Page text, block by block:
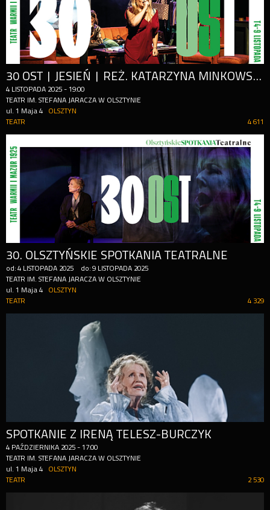
30 OST | JESIEŃ | REŻ. KATARZYNA MINKOWSKA
4 LISTOPADA 2025 -19:00
TEATR IM. STEFANA JARACZA W OLSZTYNIE
ul. 1 Maja 4
OLSZTYN
4 611
TEATR
30. OLSZTYŃSKIE SPOTKANIA TEATRALNE
od:4 LISTOPADA 2025 do:9 LISTOPADA 2025
TEATR IM. STEFANA JARACZA W OLSZTYNIE
ul. 1 Maja 4
OLSZTYN
4 329
TEATR
SPOTKANIE Z IRENĄ TELESZ-BURCZYK
4 PAŹDZIERNIKA 2025 -17:00
TEATR IM. STEFANA JARACZA W OLSZTYNIE
ul. 1 Maja 4
OLSZTYN
2 530
TEATR